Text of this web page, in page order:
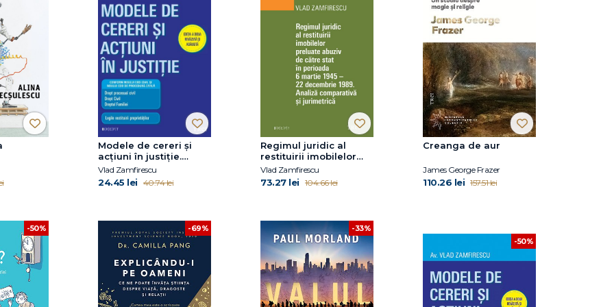
Modele de cereri şi
acţiuni în justiţie.
Ediţia a doua revăzută
şi adăugită
Vlad Zamfirescu
24.45 lei 40.74 lei
Regimul juridic al
restituirii imobilelor
preluate abuziv de
către stat în perioada
6 martie 1945 - 22
jurimetrică
Vlad Zamfirescu
73.27 lei 104.66 lei
Creanga de aur
James George Frazer
110.26 lei 157.51 lei
-50% -69%
-33%
-50%